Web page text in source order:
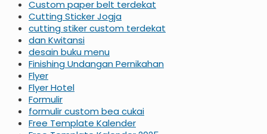
Custom paper belt terdekat
Cutting Sticker Jogja
cutting stiker custom terdekat
dan Kwitansi
desain buku menu
Finishing Undangan Pernikahan
Flyer
Flyer Hotel
Formulir
formulir custom bea cukai
Free Template Kalender